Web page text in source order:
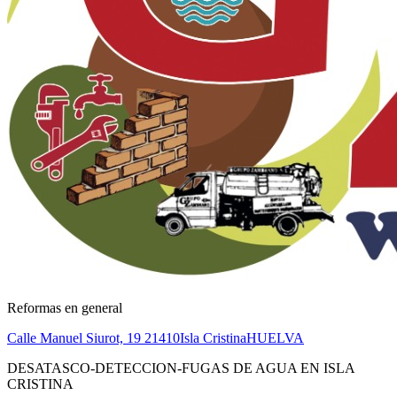
Reformas en general
Calle Manuel Siurot, 19 21410Isla CristinaHUELVA
DESATASCO-DETECCION-FUGAS DE AGUA EN ISLA
CRISTINA